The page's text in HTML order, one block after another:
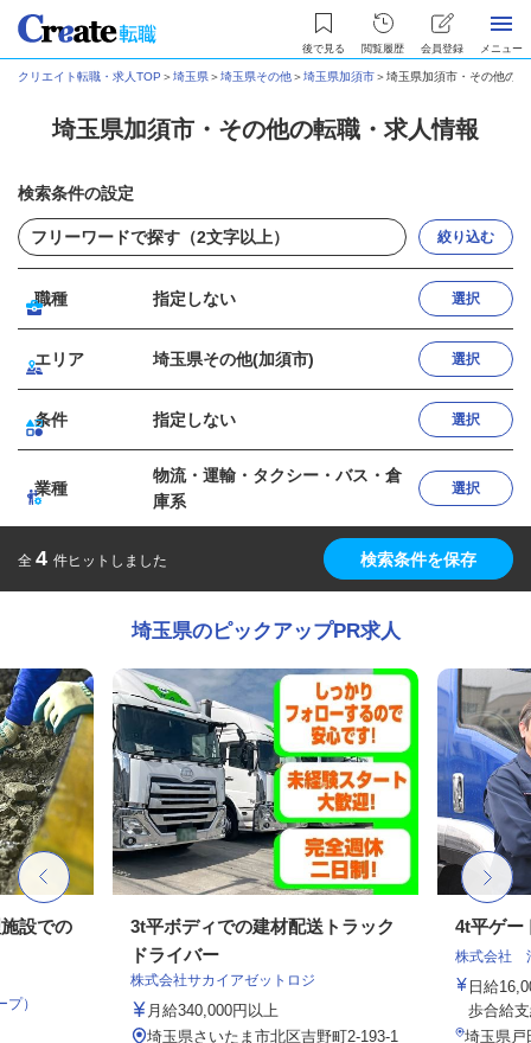
後で見る 閲覧履歴 会員登録 メニュー
クリエイト転職・求人TOP ＞埼玉県＞埼玉県その他＞埼玉県加須市＞埼玉県加須市・その他の
埼玉県加須市・その他の転職・求人情報
検索条件の設定
絞り込む
職種 指定しない 選択
エリア 埼玉県その他(加須市) 選択
条件 指定しない 選択
業種
物流・運輸・タクシー・バス・倉
庫系
選択
全 4 件ヒットしました 検索条件を保存
埼玉県のピックアップPR求人
設での
）
3t平ボディでの建材配送トラック
ドライバー
株式会社サカイアゼットロジ
月給340,000円以上
埼玉県さいたま市北区吉野町2-193-1
4t平ゲー
株式会社
日給
歩合給
埼玉県戸